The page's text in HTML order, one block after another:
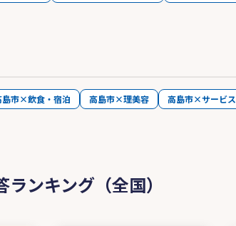
島市×飲食・宿泊 高島市×理美容 高島市×サービス
ンキング（全国）